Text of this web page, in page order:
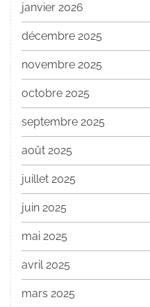
janvier 2026
décembre 2025
novembre 2025
octobre 2025
septembre 2025
août 2025
juillet 2025
juin 2025
mai 2025
avril 2025
mars 2025